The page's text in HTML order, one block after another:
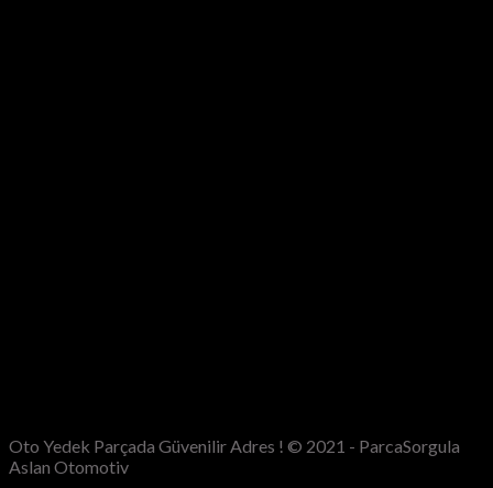
Oto Yedek Parçada Güvenilir Adres ! © 2021 - ParcaSorgula
Aslan Otomotiv